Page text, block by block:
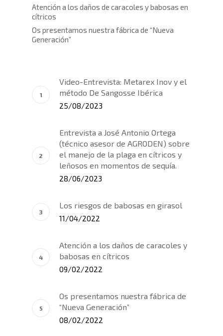
Atención a los daños de caracoles y babosas en
cítricos
Os presentamos nuestra fábrica de “Nueva
Generación”
Video-Entrevista: Metarex Inov y el
método De Sangosse Ibérica
25/08/2023
Entrevista a José Antonio Ortega
(técnico asesor de AGRODEN) sobre
el manejo de la plaga en cítricos y
leñosos en momentos de sequía.
28/06/2023
Los riesgos de babosas en girasol
11/04/2022
Atención a los daños de caracoles y
babosas en cítricos
09/02/2022
Os presentamos nuestra fábrica de
“Nueva Generación”
08/02/2022